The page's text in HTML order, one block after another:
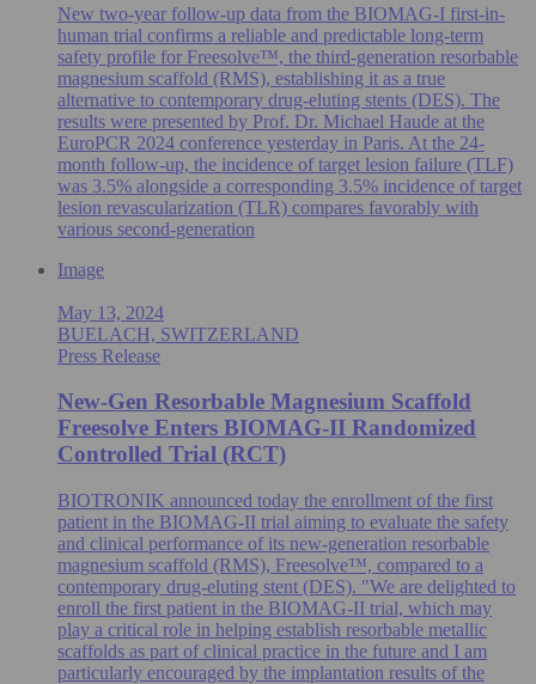
New two-year follow-up data from the BIOMAG-I first-in-
human trial confirms a reliable and predictable long-term
safety profile for Freesolve™, the third-generation resorbable
magnesium scaffold (RMS), establishing it as a true
alternative to contemporary drug-eluting stents (DES). The
results were presented by Prof. Dr. Michael Haude at the
EuroPCR 2024 conference yesterday in Paris. At the 24-
month follow-up, the incidence of target lesion failure (TLF)
was 3.5% alongside a corresponding 3.5% incidence of target
lesion revascularization (TLR) compares favorably with
various second-generation
Image
May 13, 2024
BUELACH, SWITZERLAND
Press Release
New-Gen Resorbable Magnesium Scaffold
Freesolve Enters BIOMAG-II Randomized
Controlled Trial (RCT)
BIOTRONIK announced today the enrollment of the first
patient in the BIOMAG-II trial aiming to evaluate the safety
and clinical performance of its new-generation resorbable
magnesium scaffold (RMS), Freesolve™, compared to a
contemporary drug-eluting stent (DES). "We are delighted to
enroll the first patient in the BIOMAG-II trial, which may
play a critical role in helping establish resorbable metallic
scaffolds as part of clinical practice in the future and I am
particularly encouraged by the implantation results of the